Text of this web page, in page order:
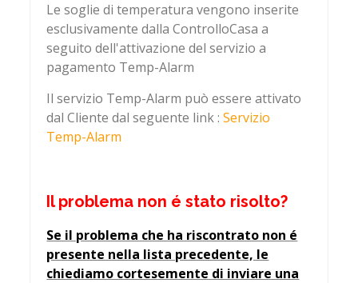
Le soglie di temperatura vengono inserite
esclusivamente dalla ControlloCasa a
seguito dell'attivazione del servizio a
pagamento Temp-Alarm
Il servizio Temp-Alarm può essere attivato
dal Cliente dal seguente link :Servizio
Temp-Alarm
Il problema non é stato risolto?
Se il problema che ha riscontrato non é
presente nella lista precedente, le
chiediamo cortesemente di inviare una